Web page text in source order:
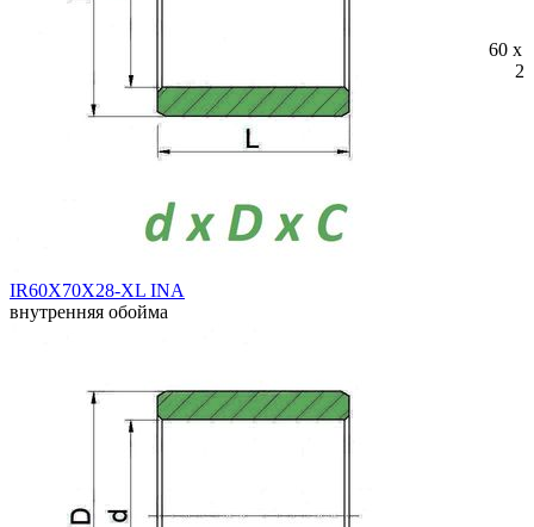
IR60X70X28-XL INA
внутренняя обойма
60 x
28